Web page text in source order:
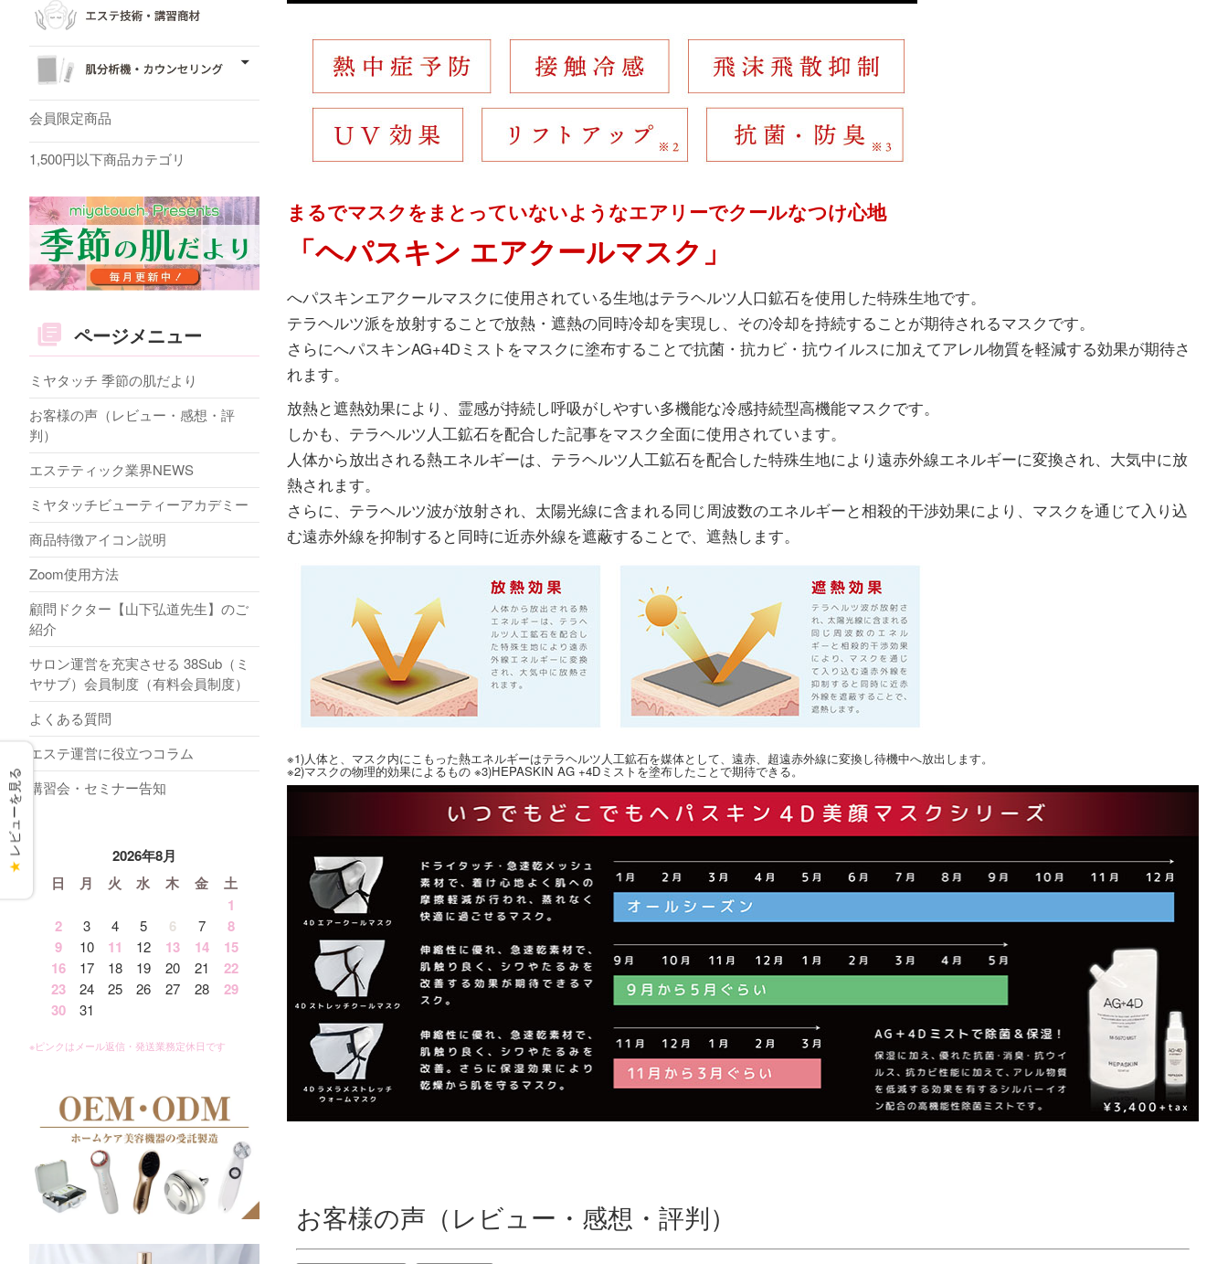
まるでマスクをまとっていないようなエアリーでクールなつけ心地
「ヘパスキン エアクールマスク」
へパスキンエアクールマスクに使用されている生地はテラヘルツ人口鉱石を使用した特殊生地です。
テラヘルツ派を放射することで放熱・遮熱の同時冷却を実現し、その冷却を持続することが期待されるマスクです。
さらにへパスキンAG+4Dミストをマスクに塗布することで抗菌・抗カビ・抗ウイルスに加えてアレル物質を軽減する効果が期待さ
れます。
放熱と遮熱効果により、霊感が持続し呼吸がしやすい多機能な冷感持続型高機能マスクです。
しかも、テラヘルツ人工鉱石を配合した記事をマスク全面に使用されています。
人体から放出される熱エネルギーは、テラヘルツ人工鉱石を配合した特殊生地により遠赤外線エネルギーに変換され、大気中に放
熱されます。
さらに、テラヘルツ波が放射され、太陽光線に含まれる同じ周波数のエネルギーと相殺的干渉効果により、マスクを通じて入り込
む遠赤外線を抑制すると同時に近赤外線を遮蔽することで、遮熱します。
※1)人体と、マスク内にこもった熱エネルギーはテラヘルツ人工鉱石を媒体として、遠赤、超遠赤外線に変換し待機中へ放出します。
※2)マスクの物理的効果によるもの ※3)HEPASKIN AG +4Dミストを塗布したことで期待できる。
お客様の声（レビュー・感想・評判）
会員限定商品
1,500円以下商品カテゴリ
ページメニュー
ミヤタッチ 季節の肌だより
お客様の声（レビュー・感想・評
判）
エステティック業界NEWS
ミヤタッチビューティーアカデミー
商品特徴アイコン説明
Zoom使用方法
顧問ドクター【山下弘道先生】のご
紹介
サロン運営を充実させる 38Sub（ミ
ヤサブ）会員制度（有料会員制度）
よくある質問
エステ運営に役立つコラム
講習会・セミナー告知
2026年8月
日
月 火 水 木 金
土
1
2
3 4 5 6 7
8
9
10 11 12 13 14
15
16
17 18 19 20 21
22
23
24 25 26 27 28
29
30
31
★
レビューを見る